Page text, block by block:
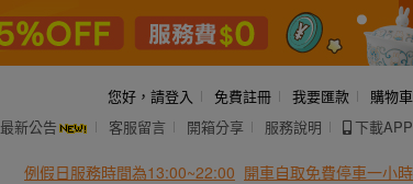
您好， 請登入 免費註冊 我要匯款
購物車
最新公告 客服留言 開箱分享 服務說明 下載APP
例假日服務時間為13:00~22:00 開車自取免費停車一小時